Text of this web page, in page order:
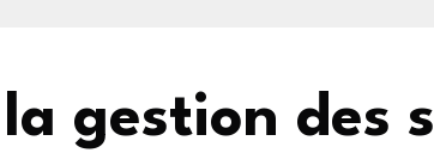
gestion des